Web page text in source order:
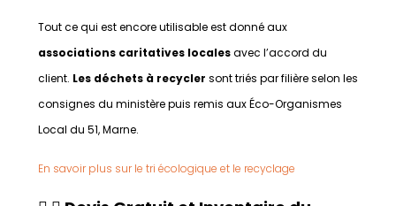
Tout ce qui est encore utilisable est donné aux
associations caritatives localesavec l’accord du
client. Les déchets à recycler sont triés par filière selon les
consignes du ministère puis remis aux Éco-Organismes
Local du 51, Marne.
En savoir plus sur le tri écologique et le recyclage